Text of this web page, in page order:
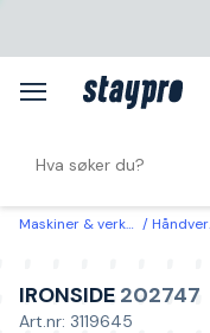
Maskiner & verktøy Håndverktøy
IRONSIDE 202747
Art.nr: 3119645